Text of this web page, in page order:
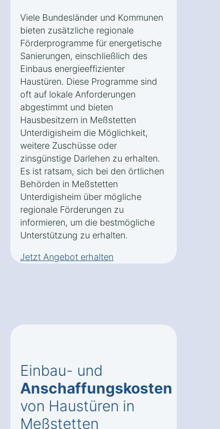
Viele Bundesländer und Kommunen
bieten zusätzliche regionale
Förderprogramme für energetische
Sanierungen, einschließlich des
Einbaus energieeffizienter
Haustüren. Diese Programme sind
oft auf lokale Anforderungen
abgestimmt und bieten
Hausbesitzern in Meßstetten
Unterdigisheim die Möglichkeit,
weitere Zuschüsse oder
zinsgünstige Darlehen zu erhalten.
Es ist ratsam, sich bei den örtlichen
Behörden in Meßstetten
Unterdigisheim über mögliche
regionale Förderungen zu
informieren, um die bestmögliche
Unterstützung zu erhalten.
Jetzt Angebot erhalten
Einbau- und
Anschaffungskosten
von Haustüren in
Meßstetten